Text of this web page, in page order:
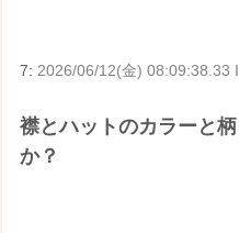
7: 2026/06/12(金) 08:09:38.33
襟とハットのカラーと
か？